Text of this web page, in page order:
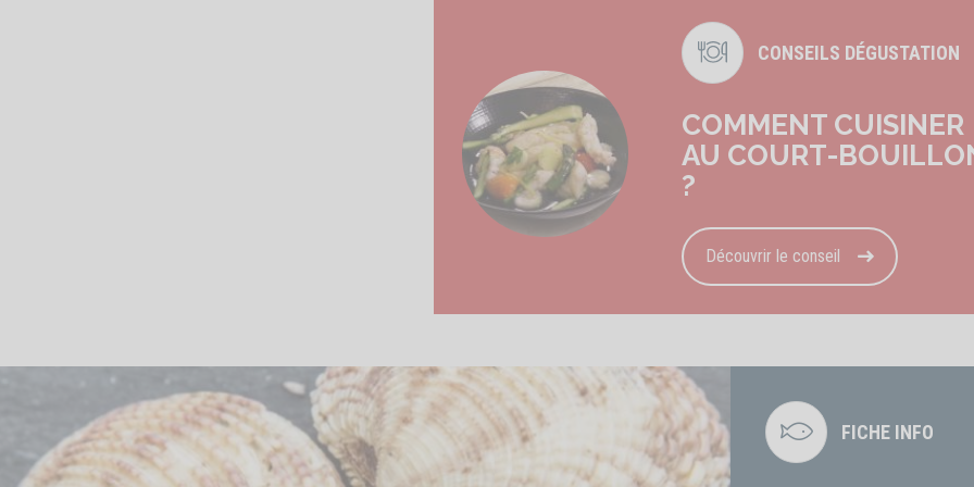
CONSEILS DÉGUSTATION
COMMENT CUISINER
AU COURT-
?
Découvrir le conseil
FICHE INFO